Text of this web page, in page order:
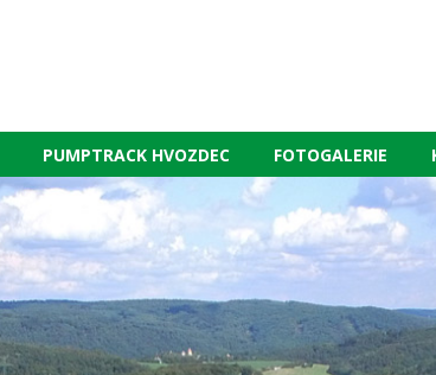
PUMPTRACK HVOZDEC FOTOGALERIE